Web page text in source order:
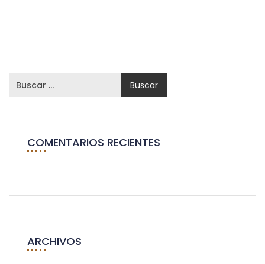
COMENTARIOS RECIENTES
ARCHIVOS